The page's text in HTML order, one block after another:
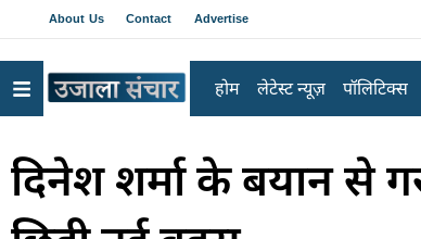
About Us Contact Advertise
होम लेटेस्ट न्यूज़ पॉलिटिक्स
दिनेश शर्मा के बयान से